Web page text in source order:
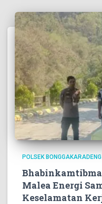
POLSEK BONGGAKARADENG
Malea Energi
Keselamatan